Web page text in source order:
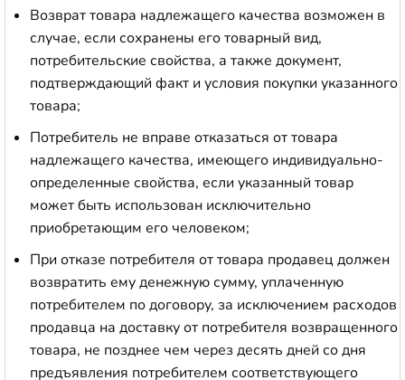
Возврат товара надлежащего качества возможен в
случае, если сохранены его товарный вид,
потребительские свойства, а также документ,
подтверждающий факт и условия покупки указанного
товара;
Потребитель не вправе отказаться от товара
надлежащего качества, имеющего индивидуально-
определенные свойства, если указанный товар
может быть использован исключительно
приобретающим его человеком;
При отказе потребителя от товара продавец должен
возвратить ему денежную сумму, уплаченную
потребителем по договору, за исключением расходов
продавца на доставку от потребителя возвращенного
товара, не позднее чем через десять дней со дня
предъявления потребителем соответствующего